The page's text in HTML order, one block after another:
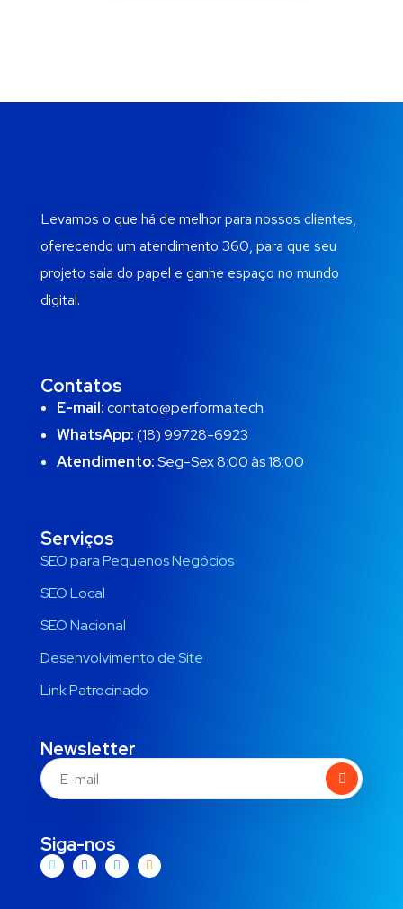
Levamos o que há de melhor para nossos clientes,
oferecendo um atendimento 360, para que seu
projeto saia do papel e ganhe espaço no mundo
digital.
Contatos
E-mail:contato@performa.tech
WhatsApp:(18) 99728-6923
Atendimento:Seg-Sex 8:00 às 18:00
Serviços
SEO para Pequenos Negócios
SEO Local
SEO Nacional
Desenvolvimento de Site
Link Patrocinado
Newsletter
Siga-nos